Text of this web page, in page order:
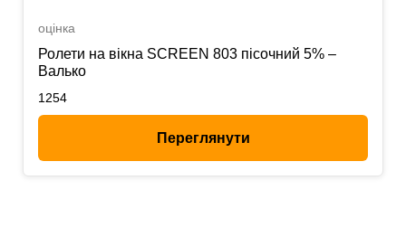
оцінка
Ролети на вікна SCREEN 803 пісочний 5% –
Валько
1254
Переглянути